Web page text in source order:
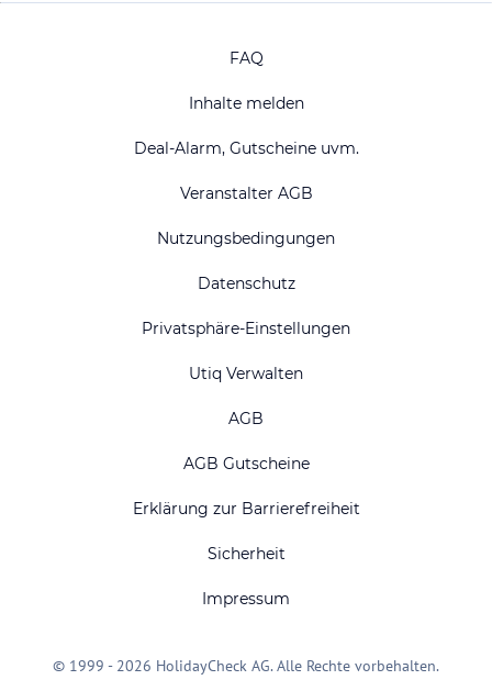
FAQ
Inhalte melden
Deal-Alarm, Gutscheine uvm.
Veranstalter AGB
Nutzungsbedingungen
Datenschutz
Privatsphäre-Einstellungen
Utiq Verwalten
AGB
AGB Gutscheine
Erklärung zur Barrierefreiheit
Sicherheit
Impressum
© 1999 - 2026 HolidayCheck AG. Alle Rechte vorbehalten.